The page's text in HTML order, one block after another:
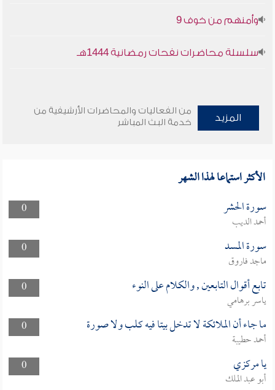
وأمنهم من خوف 9
سلسلة محاضرات نفحات رمضانية 1444هـ
المزيد
من الفعاليات والمحاضرات الأرشيفية من
خدمة البث المباشر
الأكثر استماعا لهذا الشهر
0 سورة الحشر
أحمد الديب
0
سورة المسد
ماجد فاروق
0
تابع أقوال التابعين , والكلام على النوء
ياسر برهامي
0
ما جاء أن الملائكة لا تدخل بيتا فيه كلب ولا صورة
أحمد حطيبة
0
يا مركزي
أبو عبد الملك